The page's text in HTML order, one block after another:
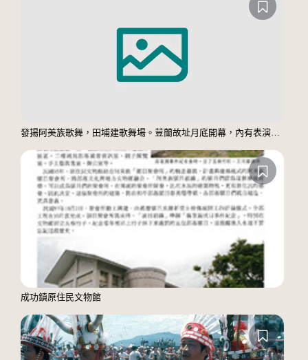
發揚阿美族歌舞，田埔建歌舞場。荳蘭故址月底開幕，內有表演台休息廳
成功鎮原住民文物館